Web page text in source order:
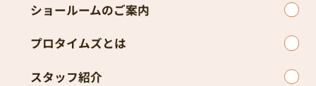
ショールームのご案内
プロタイムズとは
スタッフ紹介